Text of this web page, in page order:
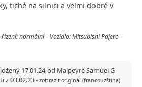
tiché na silnici a velmi dobré v
řízení: normální - Vozidlo: Mitsubishi Pajero -
17.01.24 od Malpeyre Samuel G
z 03.02.23- zobrazit originál (francouzština)